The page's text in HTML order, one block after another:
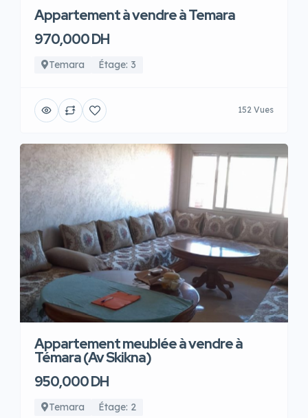
Appartement à vendre à Temara
970,000 DH
Temara Étage: 3
152 Vues
Appartement meublée à vendre à
Témara (Av Skikna)
950,000 DH
Temara Étage: 2